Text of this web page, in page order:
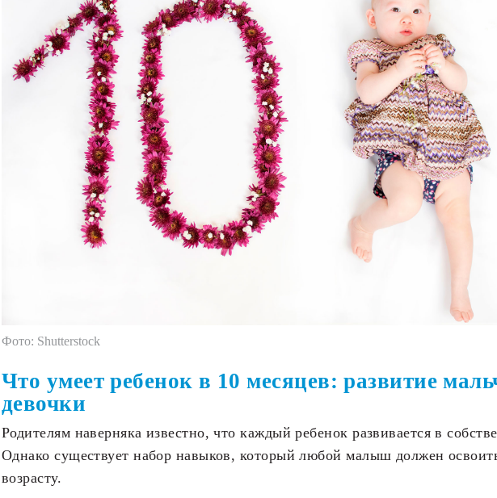
Фото: Shutterstock
Что умеет ребенок в 10 месяцев: развитие
девочки
Родителям наверняка известно, что каждый ребенок развивается в
Однако существует набор навыков, который любой малыш должен
возрасту.